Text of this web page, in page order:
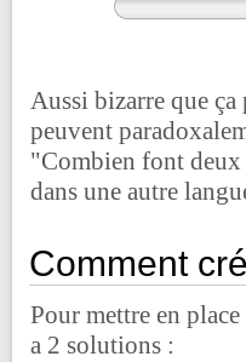
Aussi bizarre que ça
peuvent
"Combien font deux
dans une autre
Comment
Pour mettre en
a 2 solutions :